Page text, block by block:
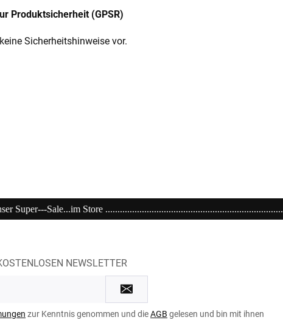
Produktsicherheit (GPSR)
Sicherheitshinweise vor.
NEWSLETTER
zur Kenntnis genommen und dieAGB gelesen und bin mit ihnen